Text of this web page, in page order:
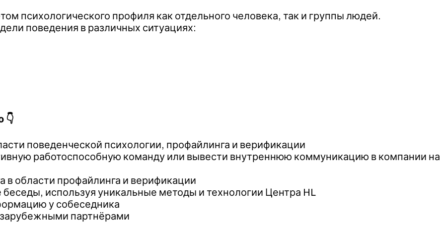
психологического профиля как отдельного человека, так и группы людей.
поведения в различных ситуациях:
👇
поведенческой психологии, профайлинга и верификации
работоспособную команду или вывести внутреннюю коммуникацию в компании на
в области профайлинга и верификации
используя уникальные методы и технологии Центра HL
у собеседника
партнёрами